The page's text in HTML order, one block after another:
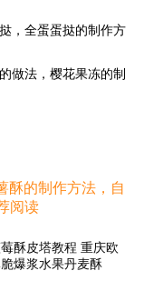
，全蛋蛋挞的制作方
做法，樱花果冻的制
酥的制作方法，自
阅读
酥皮塔教程 重庆欧
爆浆水果丹麦酥